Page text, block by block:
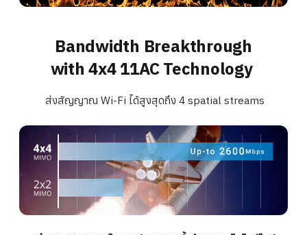
Bandwidth Breakthrough
with 4x4 11AC Technology
ส่งสัญญาณ Wi-Fi ได้สูงสุดถึง 4 spatial streams